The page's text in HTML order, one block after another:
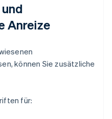
Anreize
können Sie zusätzliche
für: